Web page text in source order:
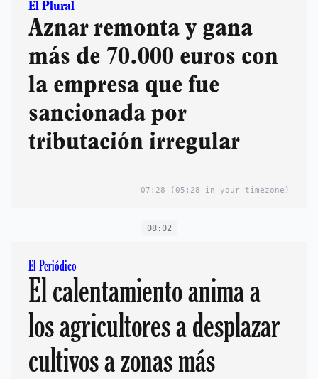
El Plural
Aznar remonta y gana
más de 70.000 euros con
la empresa que fue
sancionada por
tributación irregular
07:28 (05:28 in your timezone)
08:02
El Periódico
El calentamiento anima a
los agricultores a desplazar
cultivos a zonas más